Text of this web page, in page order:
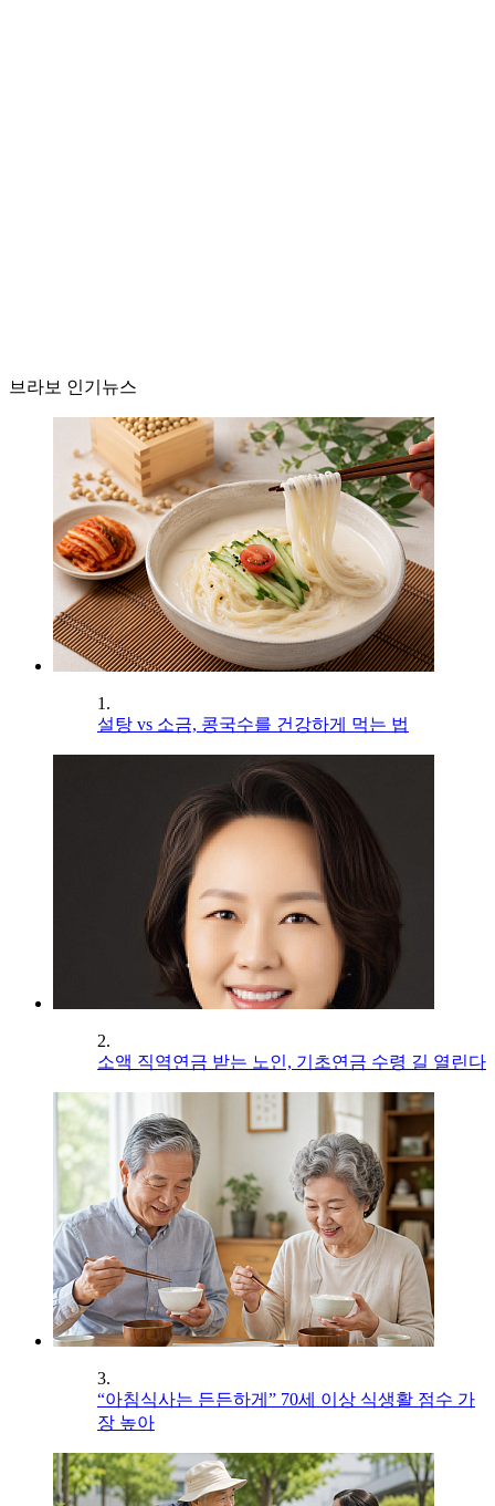
브라보 인기뉴스
1.
설탕 vs 소금, 콩국수를 건강하게 먹는 법
2.
소액 직역연금 받는 노인, 기초연금 수령 길 열린다
3.
“아침식사는 든든하게” 70세 이상 식생활 점수 가
장 높아